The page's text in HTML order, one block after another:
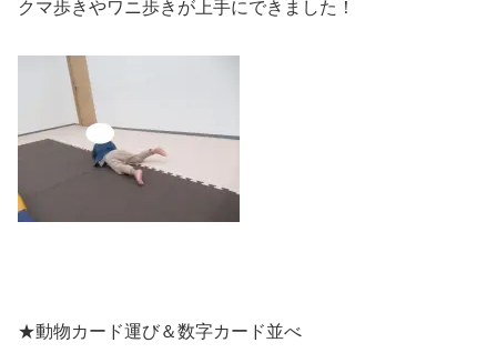
クマ歩きやワニ歩きが上手にできました！
★動物カード運び＆数字カード並べ